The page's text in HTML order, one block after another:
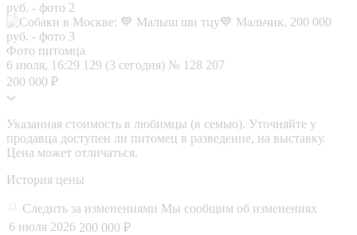
Фото питомца
6 июля, 16:29 129 (3 сегодня) № 128 207
200 000 ₽
Указанная стоимость в любимцы (в семью). Уточняйте у
продавца доступен ли питомец в разведение, на выставку.
Цена может отличаться.
История цены
Следить за изменениями Мы сообщим об изменениях
6 июля 2026 200 000 ₽